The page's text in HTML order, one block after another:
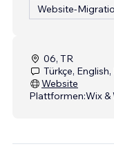
Website-
06, TR
Türkçe,
Website
Plattformen:Wix &